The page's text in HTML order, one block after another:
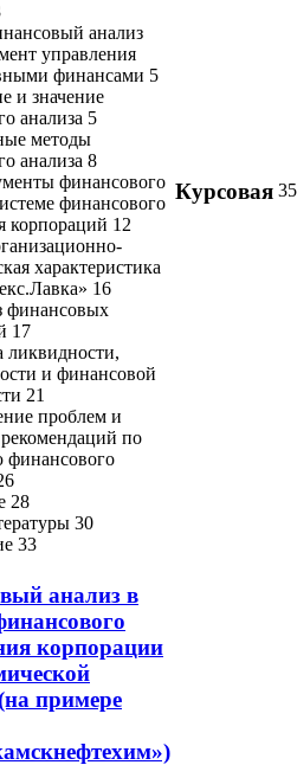
анализ
управления
финансами 5
и значение
анализа 5
методы
анализа 8
финансового
финансового
корпораций 12
характеристика
16
финансовых
17
ликвидности,
и финансовой
21
проблем и
рекомендаций по
28
30
33
Курсовая 35
анализ в
корпорации
примере